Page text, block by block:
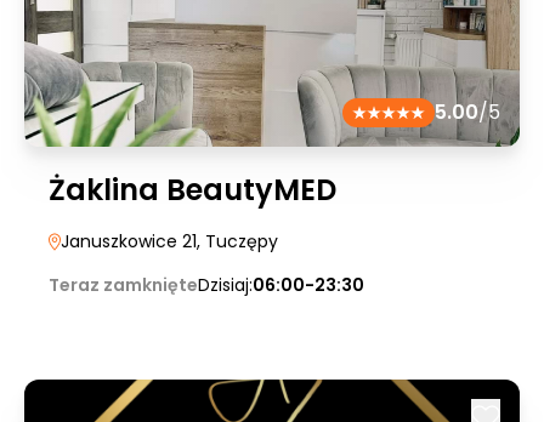
5.00/5
Żaklina BeautyMED
Januszkowice 21, Tuczępy
Teraz zamknięteDzisiaj:06:00-23:30